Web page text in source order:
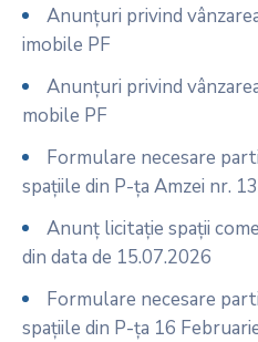
Anunțuri privind
imobile PF
Anunțuri privind
mobile PF
Formulare necesare
spațiile din P-ța Amzei nr.
Anunț licitație spații
din data de 15.07.2026
Formulare necesare
spațiile din P-ța 16